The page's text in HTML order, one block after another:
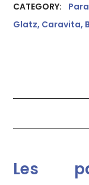
CATEGORY:
Glatz, Caravita,
Les